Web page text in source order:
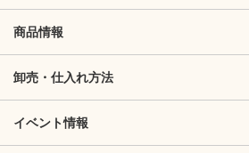
商品情報
卸売・仕入れ方法
イベント情報